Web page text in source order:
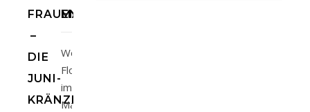
FRAUENMANTEL
–
DIE
JUNI-
KRÄNZE
MAI
Weiße
Flocken
im
Mai?